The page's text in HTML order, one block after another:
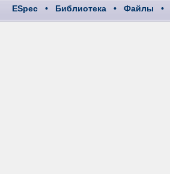
ESpec • Библиотека • Файлы •